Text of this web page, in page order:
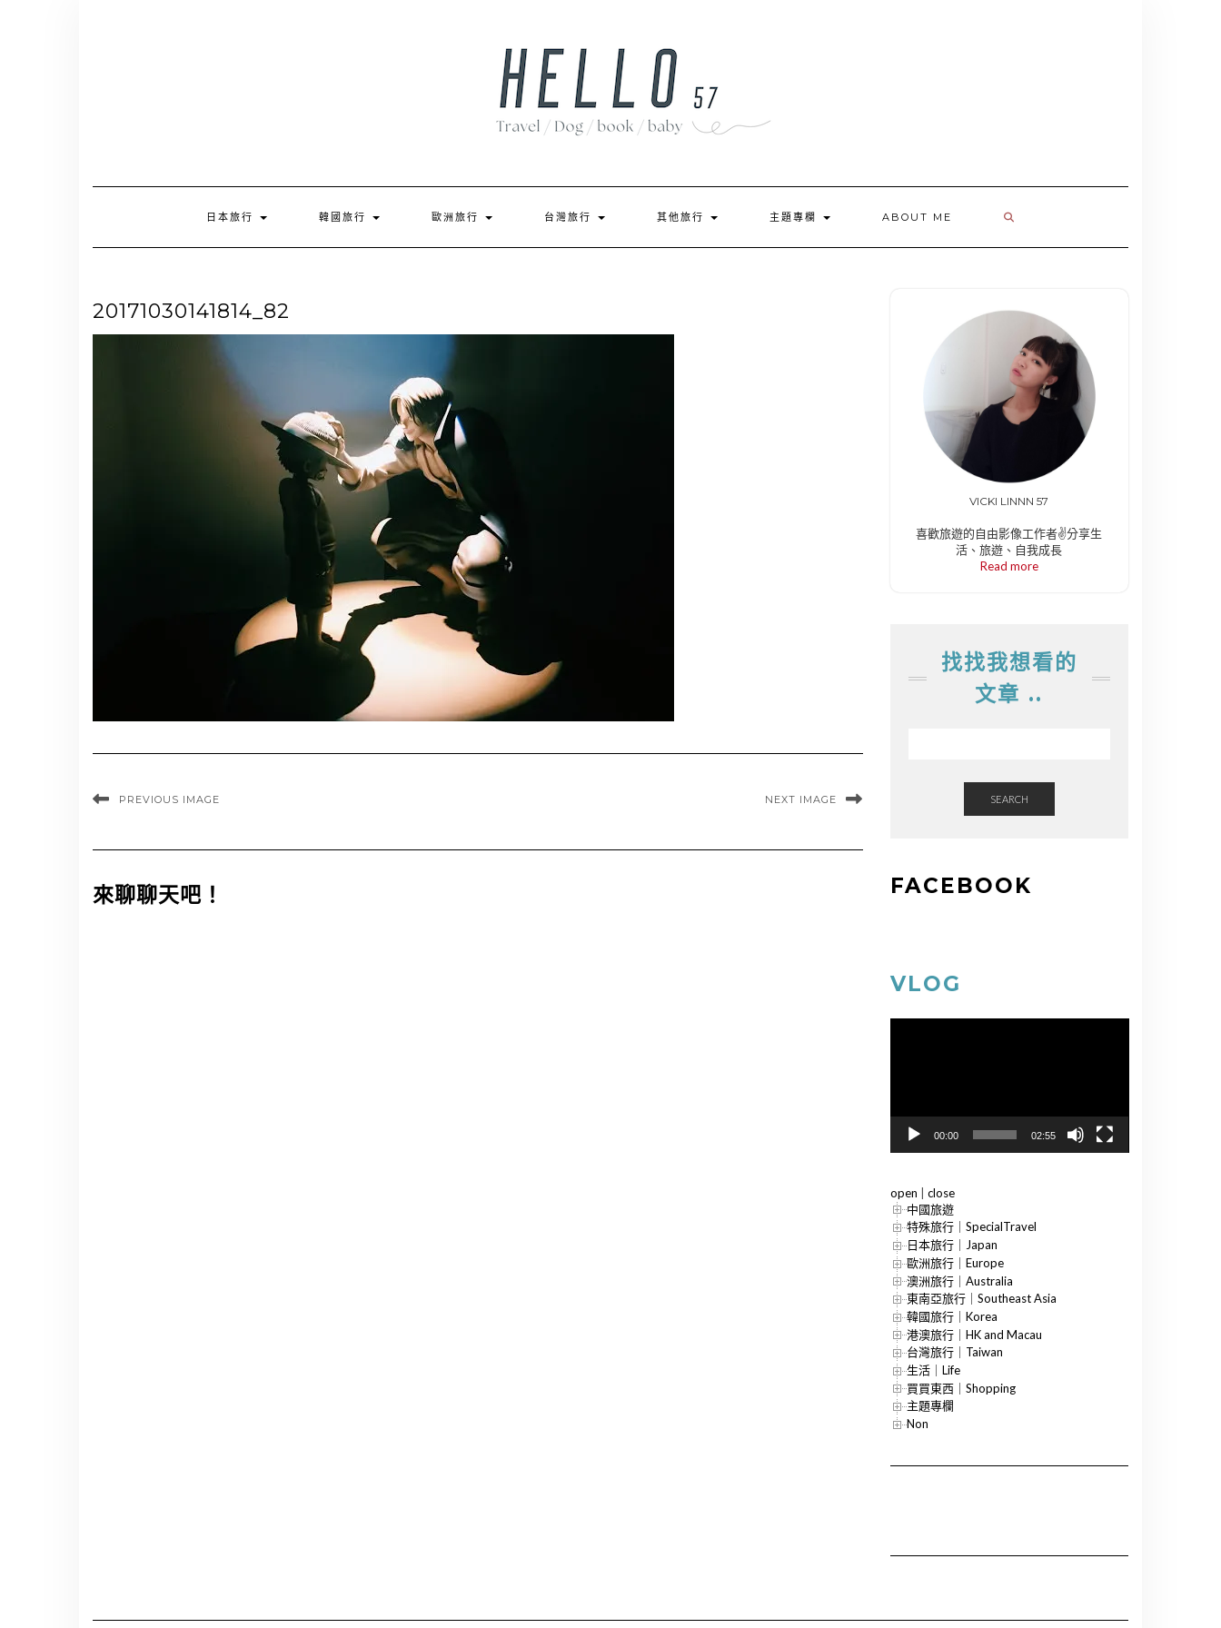
日本旅行 韓國旅行 歐洲旅行 台灣旅行 其他旅行 主題專欄 ABOUT ME
20171030141814_82
PREVIOUS IMAGE NEXT IMAGE
來聊聊天吧！
VICKI LINNN 57
喜歡旅遊的自由影像工作者✌️分享生
活、旅遊、自我成長
Read more
找找我想看的
文章 ..
SEARCH
FACEBOOK
VLOG
00:00 02:55
open
close
中國旅遊
特殊旅行｜SpecialTravel
日本旅行｜Japan
歐洲旅行｜Europe
澳洲旅行｜Australia
東南亞旅行｜Southeast Asia
韓國旅行｜Korea
港澳旅行｜HK and Macau
台灣旅行｜Taiwan
生活｜Life
買買東西｜Shopping
主題專欄
Non